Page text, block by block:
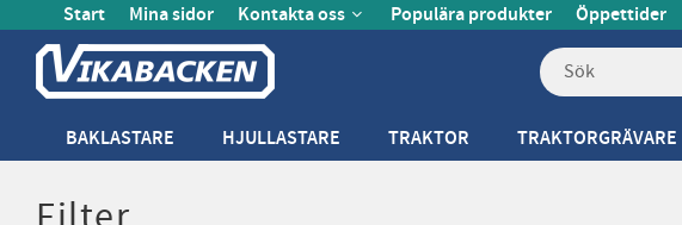
Start Mina sidor Kontakta oss Populära produkter Öppettider
BAKLASTARE HJULLASTARE TRAKTOR TRAKTORGRÄVARE